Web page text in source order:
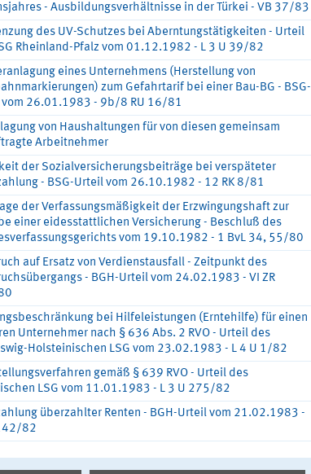
- Ausbildungsverhältnisse in der Türkei - VB 37/83
des UV-Schutzes bei Aberntungstätigkeiten - Urteil
Rheinland-Pfalz vom 01.12.1982 - L 3 U 39/82
eines Unternehmens (Herstellung von
zum Gefahrtarif bei einer Bau-BG - BSG-
vom 26.01.1983 - 9b/8 RU 16/81
von Haushaltungen für von diesen gemeinsam
Arbeitnehmer
der Sozialversicherungsbeiträge bei verspäteter
- BSG-Urteil vom 26.10.1982 - 12 RK 8/81
der Verfassungsmäßigkeit der Erzwingungshaft zur
einer eidesstattlichen Versicherung - Beschluß des
vom 19.10.1982 - 1 BvL 34, 55/80
auf Ersatz von Verdienstausfall - Zeitpunkt des
- BGH-Urteil vom 24.02.1983 - VI ZR
bei Hilfeleistungen (Erntehilfe) für einen
Unternehmer nach § 636 Abs. 2 RVO - Urteil des
Holsteinischen LSG vom 23.02.1983 - L 4 U 1/82
gemäß § 639 RVO - Urteil des
LSG vom 11.01.1983 - L 3 U 275/82
überzahlter Renten - BGH-Urteil vom 21.02.1983 -
82